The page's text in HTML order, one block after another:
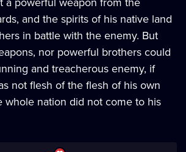
and the spirits of his native land
in battle with the enemy. But
nor powerful brothers could
and treacherous enemy, if
not flesh of the flesh of his own
whole nation did not come to his